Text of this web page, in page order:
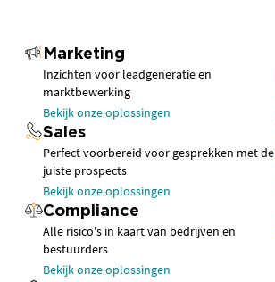
Marketing
Inzichten voor leadgeneratie en
marktbewerking
Bekijk onze oplossingen
Sales
Perfect voorbereid voor gesprekken met de
juiste prospects
Bekijk onze oplossingen
Compliance
Alle risico's in kaart van bedrijven en
bestuurders
Bekijk onze oplossingen